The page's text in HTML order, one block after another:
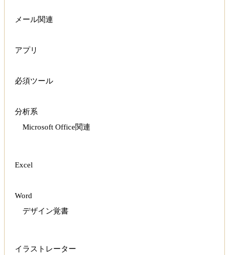
メール関連
アプリ
必須ツール
分析系
Microsoft Office関連
Excel
Word
デザイン覚書
イラストレーター